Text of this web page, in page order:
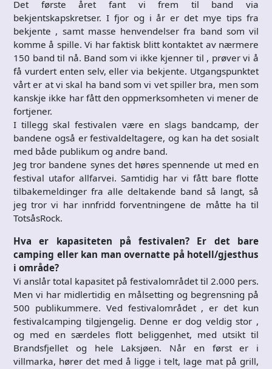
Det første året fant vi frem til band via
bekjentskapskretser. I fjor og i år er det mye tips fra
bekjente , samt masse henvendelser fra band som vil
komme å spille. Vi har faktisk blitt kontaktet av nærmere
150 band til nå. Band som vi ikke kjenner til , prøver vi å
få vurdert enten selv, eller via bekjente. Utgangspunktet
vårt er at vi skal ha band som vi vet spiller bra, men som
kanskje ikke har fått den oppmerksomheten vi mener de
fortjener.
I tillegg skal festivalen være en slags bandcamp, der
bandene også er festivaldeltagere, og kan ha det sosialt
med både publikum og andre band.
Jeg tror bandene synes det høres spennende ut med en
festival utafor allfarvei. Samtidig har vi fått bare flotte
tilbakemeldinger fra alle deltakende band så langt, så
jeg tror vi har innfridd forventningene de måtte ha til
TotsåsRock.
Hva er kapasiteten på festivalen? Er det bare
camping eller kan man overnatte på hotell/gjesthus
i område?
Vi anslår total kapasitet på festivalområdet til 2.000 pers.
Men vi har midlertidig en målsetting og begrensning på
500 publikummere. Ved festivalområdet , er det kun
festivalcamping tilgjengelig. Denne er dog veldig stor ,
og med en særdeles flott beliggenhet, med utsikt til
Brandsfjellet og hele Laksjøen. Når en først er i
villmarka, hører det med å ligge i telt, lage mat på grill,